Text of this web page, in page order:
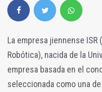
La empresa jiennense
Robótica), nacida de la
empresa basada en el
seleccionada como una